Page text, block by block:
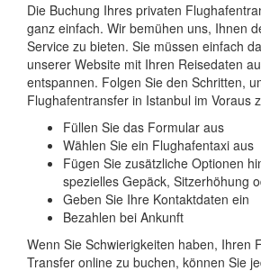
Die Buchung Ihres privaten
ganz einfach. Wir bemühen uns, Ihnen
Service zu bieten. Sie müssen einfach
unserer Website mit Ihren Reisedaten
entspannen. Folgen Sie den Schritten,
Flughafentransfer in Istanbul im Voraus
Füllen Sie das Formular aus
Wählen Sie ein Flughafentaxi aus
Fügen Sie zusätzliche Optionen
spezielles Gepäck, Sitzerhöhung
Geben Sie Ihre Kontaktdaten ein
Bezahlen bei Ankunft
Wenn Sie Schwierigkeiten haben, Ihren
Transfer online zu buchen, können Sie